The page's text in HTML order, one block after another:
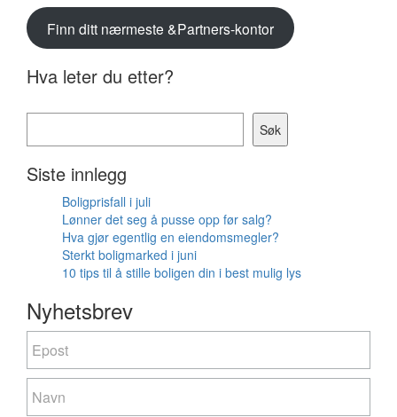
Finn ditt nærmeste &Partners-kontor
Hva leter du etter?
Søk
Siste innlegg
Boligprisfall i juli
Lønner det seg å pusse opp før salg?
Hva gjør egentlig en eiendomsmegler?
Sterkt boligmarked i juni
10 tips til å stille boligen din i best mulig lys
Nyhetsbrev
Nyhetsbrev
you
are
human,
leave